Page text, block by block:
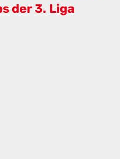
der 3. Liga